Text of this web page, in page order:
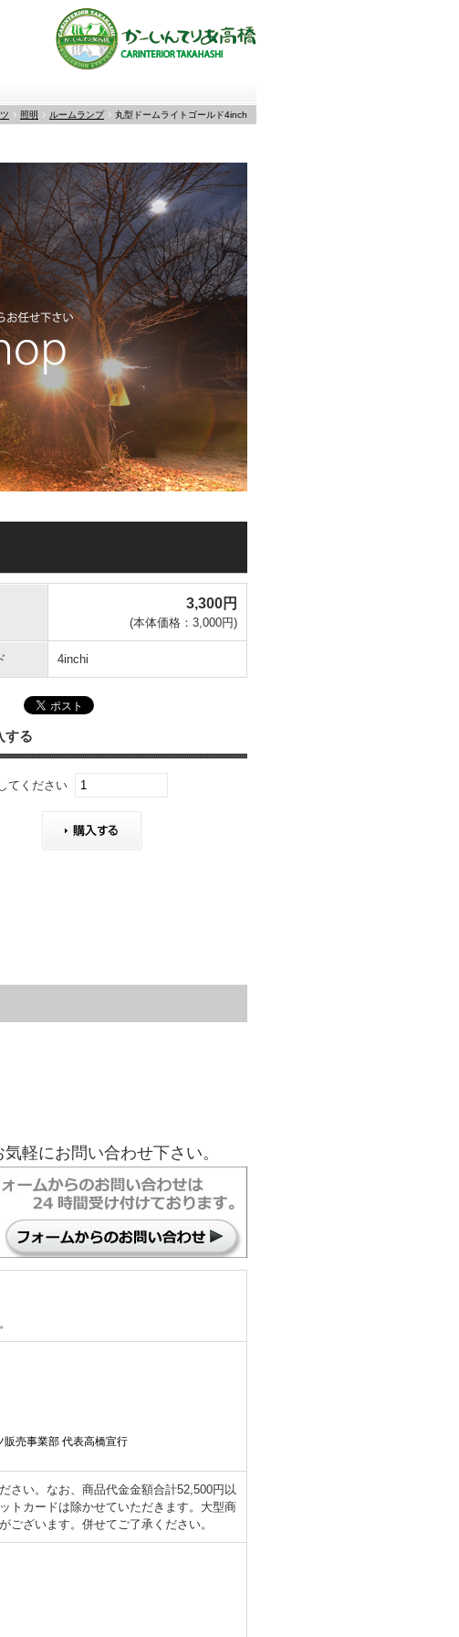
照明 ルームランプ 丸型ドームライトゴールド4inch
3,300円
(本体価格：3,000円)
4inchi
する
てください
軽にお問い合わせ下さい。
販売事業部 代表高橋宣行
さい。なお、商品代金金額合計52,500円以
トカードは除かせていただきます。大型商
ございます。併せてご了承ください。